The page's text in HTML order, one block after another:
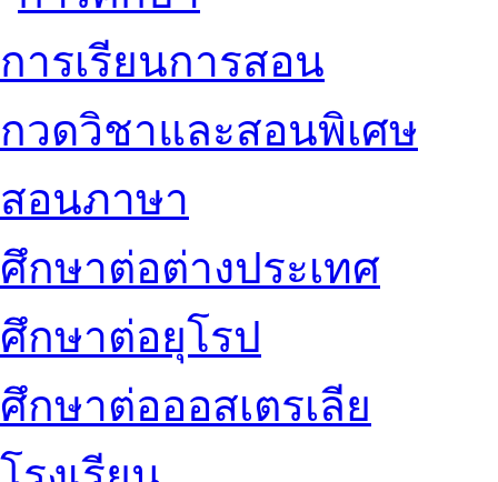
การเรียนการสอน
กวดวิชาและสอนพิเศษ
สอนภาษา
ศึกษาต่อต่างประเทศ
ศึกษาต่อยุโรป
ศึกษาต่อออสเตรเลีย